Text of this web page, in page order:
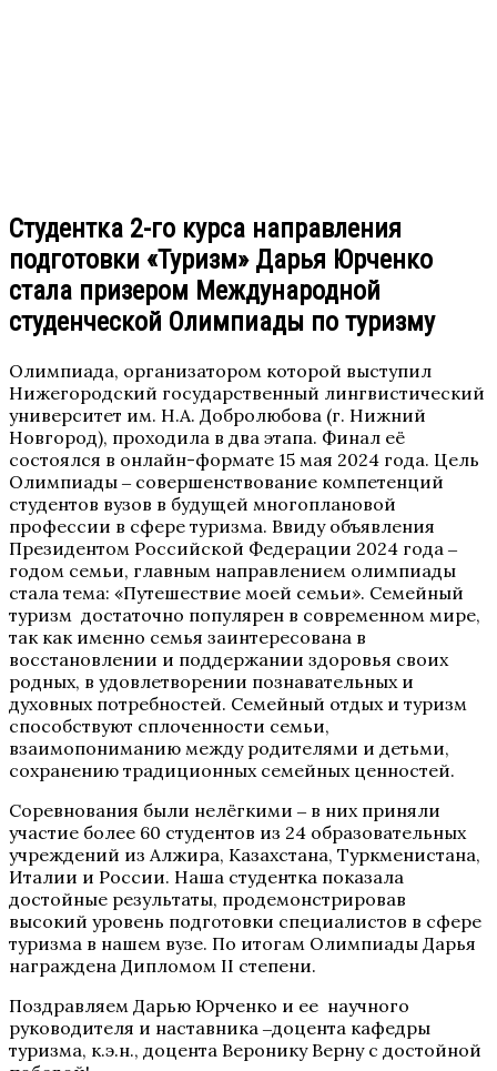
Студентка 2-го курса направления
подготовки «Туризм» Дарья Юрченко
стала призером Международной
студенческой Олимпиады по туризму
Олимпиада, организатором которой выступил
Нижегородский государственный лингвистический
университет им. Н.А. Добролюбова (г. Нижний
Новгород), проходила в два этапа. Финал её
состоялся в онлайн-формате 15 мая 2024 года. Цель
Олимпиады ‒ совершенствование компетенций
студентов вузов в будущей многоплановой
профессии в сфере туризма. Ввиду объявления
Президентом Российской Федерации 2024 года ‒
годом семьи, главным направлением олимпиады
стала тема: «Путешествие моей семьи». Семейный
туризм достаточно популярен в современном мире,
так как именно семья заинтересована в
восстановлении и поддержании здоровья своих
родных, в удовлетворении познавательных и
духовных потребностей. Семейный отдых и туризм
способствуют сплоченности семьи,
взаимопониманию между родителями и детьми,
сохранению традиционных семейных ценностей.
Соревнования были нелёгкими ‒ в них приняли
участие более 60 студентов из 24 образовательных
учреждений из Алжира, Казахстана, Туркменистана,
Италии и России. Наша студентка показала
достойные результаты, продемонстрировав
высокий уровень подготовки специалистов в сфере
туризма в нашем вузе. По итогам Олимпиады Дарья
награждена Дипломом II степени.
Поздравляем Дарью Юрченко и ее научного
руководителя и наставника ‒доцента кафедры
туризма, к.э.н., доцента Веронику Верну с достойной